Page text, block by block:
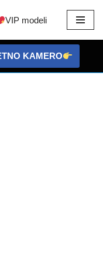
VIP modeli
KAMERO